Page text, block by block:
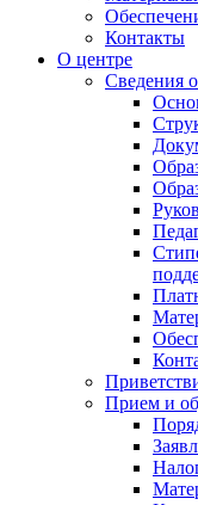
Контакты
О центре
Сведения
Прием и